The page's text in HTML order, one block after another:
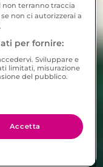
terranno traccia
non ci autorizzerai a
per fornire:
Sviluppare e
limitati, misurazione
del pubblico.
Accetta